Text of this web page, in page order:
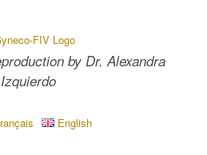
by Dr. Alexandra
Izquierdo
English